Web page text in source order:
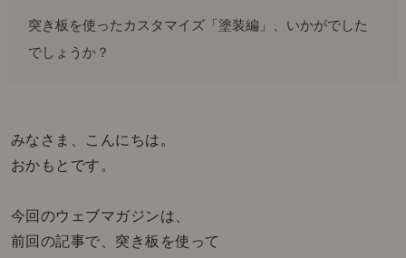
みなさま、こんにちは。
おかもとです。
今回のウェブマガジンは、
前回の記事で、突き板を使って
突き板を使ったカスタマイズ「塗装編」、いかがでした
でしょうか？